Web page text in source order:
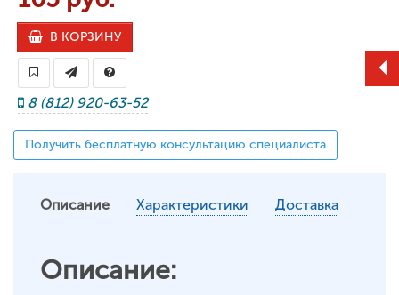
В КОРЗИНУ
8 (812) 920-63-52
Получить бесплатную консультацию специалиста
Описание Характеристики Доставка
Описание: